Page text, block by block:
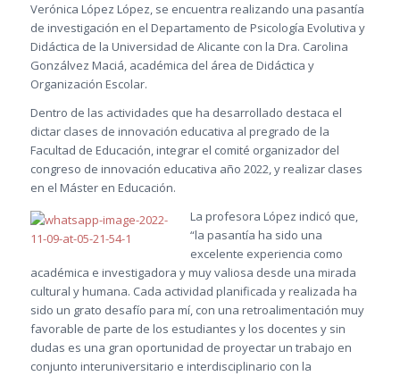
Verónica López López, se encuentra realizando una pasantía
de investigación en el Departamento de Psicología Evolutiva y
Didáctica de la Universidad de Alicante con la Dra. Carolina
Gonzálvez Maciá, académica del área de Didáctica y
Organización Escolar.
Dentro de las actividades que ha desarrollado destaca el
dictar clases de innovación educativa al pregrado de la
Facultad de Educación, integrar el comité organizador del
congreso de innovación educativa año 2022, y realizar clases
en el Máster en Educación.
La profesora López indicó que,
“la pasantía ha sido una
excelente experiencia como
académica e investigadora y muy valiosa desde una mirada
cultural y humana. Cada actividad planificada y realizada ha
sido un grato desafío para mí, con una retroalimentación muy
favorable de parte de los estudiantes y los docentes y sin
dudas es una gran oportunidad de proyectar un trabajo en
conjunto interuniversitario e interdisciplinario con la